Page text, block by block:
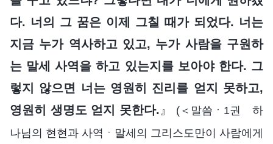
다. 너의 그 꿈은 이제 그칠 때가 되었다. 너는
지금 누가 역사하고 있고, 누가 사람을 구원하
는 말세 사역을 하고 있는지를 보아야 한다. 그
렇지 않으면 너는 영원히 진리를 얻지 못하고,
영원히 생명도 얻지 못한다. 』 (＜말씀ㆍ1권 하
나님의 현현과 사역ㆍ말세의 그리스도만이 사람에게